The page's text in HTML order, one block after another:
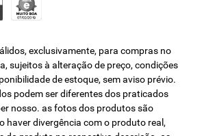
exclusivamente, para compras no
sujeitos à alteração de preço, condições
de estoque, sem aviso prévio.
podem ser diferentes dos praticados
nosso. as fotos dos produtos são
haver divergência com o produto real,